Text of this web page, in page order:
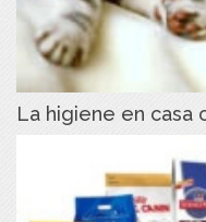
La higiene en casa